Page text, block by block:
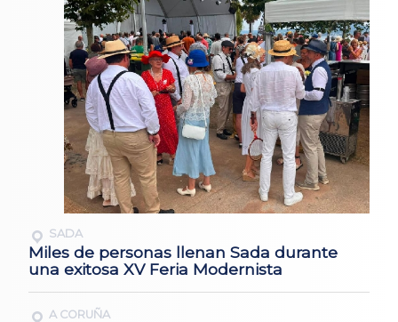
SADA
Miles de personas llenan Sada durante
una exitosa XV Feria Modernista
A CORUÑA